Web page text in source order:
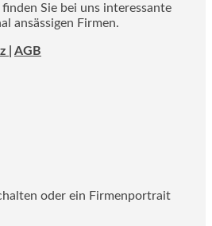
Sie bei uns interessante
ansässigen Firmen.
| AGB
oder ein Firmenportrait